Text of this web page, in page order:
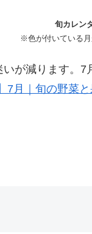
旬カレン
※色が付いている月
が減ります。7
7月｜旬の野菜